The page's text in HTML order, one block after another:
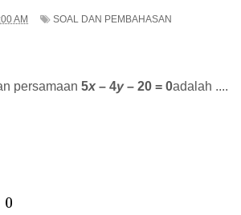
AM SOAL DAN PEMBAHASAN
persamaan 5x – 4y– 20 = 0adalah ....